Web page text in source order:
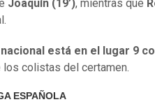
Joaquín (19’), mientras que
está en el lugar 9
colistas del certamen.
ESPAÑOLA